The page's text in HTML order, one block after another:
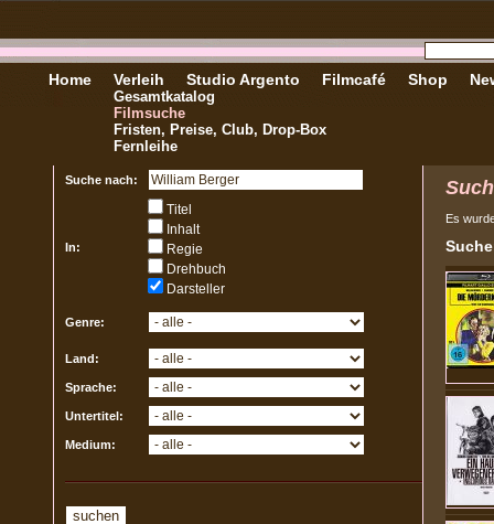
Home Verleih
Gesamtkatalog
Filmsuche
Fristen, Preise, Club, Drop-Box
Fernleihe
Studio Argento Filmcafé Shop
Suche nach:
In:
Titel
Inhalt
Regie
Drehbuch
Darsteller
Genre:
Land:
Sprache:
Untertitel:
Medium:
Es